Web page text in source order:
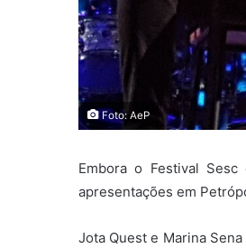
Foto: AeP
Embora o Festival
apresentações em
Jota Quest e Marina